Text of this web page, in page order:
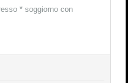
* soggiorno con